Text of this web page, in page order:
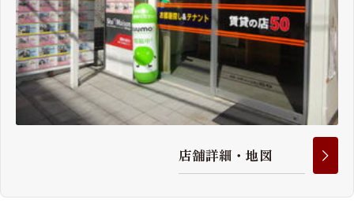
店舗詳細 ・地図